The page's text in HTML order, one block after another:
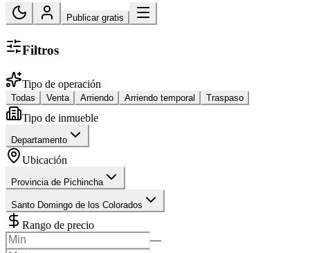
Publicar gratis
Filtros
Tipo de operación
Todas Venta Arriendo Arriendo temporal Traspaso
Tipo de inmueble
Departamento
Ubicación
Provincia de Pichincha
Santo Domingo de los Colorados
Rango de precio
—